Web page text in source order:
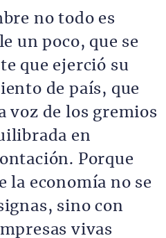
no todo es
un poco, que se
que ejerció su
de país, que
voz de los gremios
en
Porque
la economía no se
sino con
vivas